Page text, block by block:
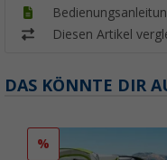
Diesen Artikel
DAS KÖNNTE DIR
%